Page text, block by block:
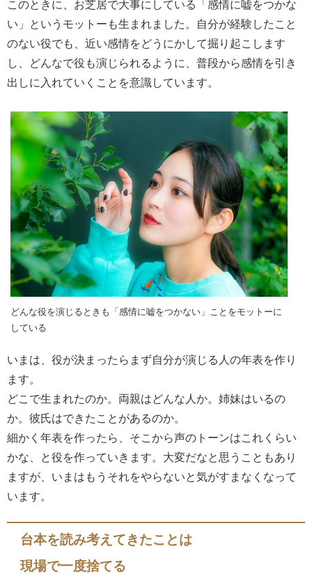
このときに、お芝居で大事にしている「感情に嘘をつかな
い」というモットーも生まれました。自分が経験したこと
のない役でも、近い感情をどうにかして掘り起こします
し、どんなで役も演じられるように、普段から感情を引き
出しに入れていくことを意識しています。
どんな役を演じるときも「感情に嘘をつかない」ことをモットーに
している
いまは、役が決まったらまず自分が演じる人の年表を作り
ます。
どこで生まれたのか。両親はどんな人か。姉妹はいるの
か。彼氏はできたことがあるのか。
細かく年表を作ったら、そこから声のトーンはこれくらい
かな、と役を作っていきます。大変だなと思うこともあり
ますが、いまはもうそれをやらないと気がすまなくなって
います。
台本を読み考えてきたことは
現場で一度捨てる